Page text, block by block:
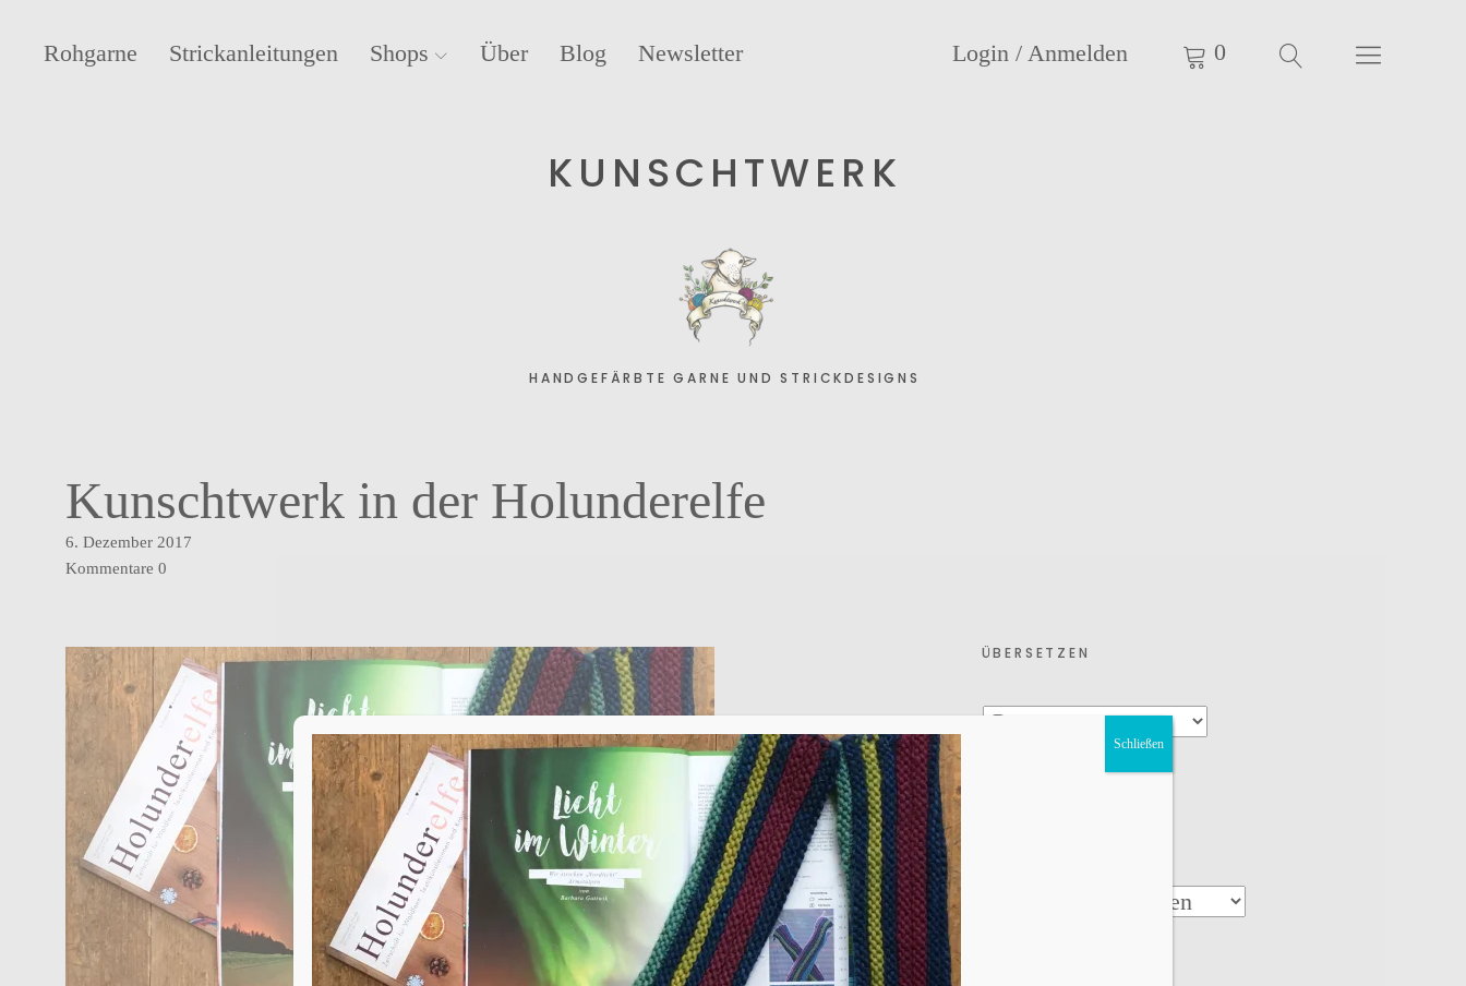
Rohgarne Strickanleitungen Shops Über Blog Newsletter
KUNSCHTWERK
HANDGEFÄRBTE GARNE UND STRICKDESIGNS
Login / Anmelden 0
Kunschtwerk in der Holunderelfe
6. Dezember 2017
Kommentare 0
ÜBERSETZEN
Schließen